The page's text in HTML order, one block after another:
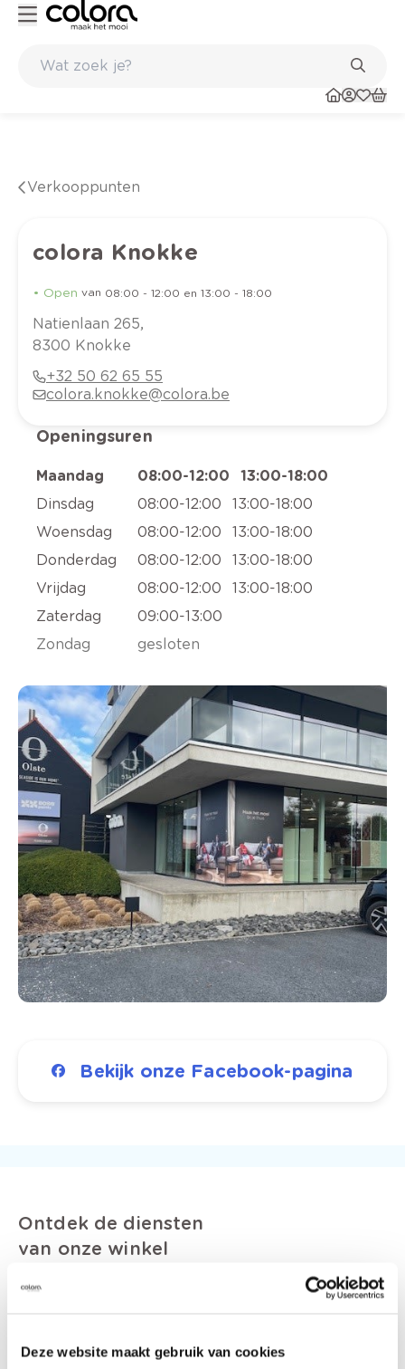
Deze website maakt gebruik van cookies
Verkooppunten
colora Knokke
• Open van 08:00 - 12:00 en 13:00 - 18:00
Natienlaan 265,
8300 Knokke
+32 50 62 65 55
colora.knokke@colora.be
Openingsuren
Maandag 08:00-12:00 13:00-18:00
Dinsdag
08:00-12:00 13:00-18:00
Woensdag
08:00-12:00 13:00-18:00
Donderdag
08:00-12:00 13:00-18:00
Vrijdag
08:00-12:00 13:00-18:00
Zaterdag
09:00-13:00
Zondag
gesloten
Bekijk onze Facebook-pagina
Ontdek de diensten
van onze winkel